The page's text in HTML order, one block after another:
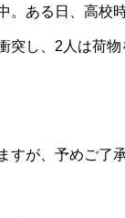
ある日、高
し、2人は荷物
が、予めご了承